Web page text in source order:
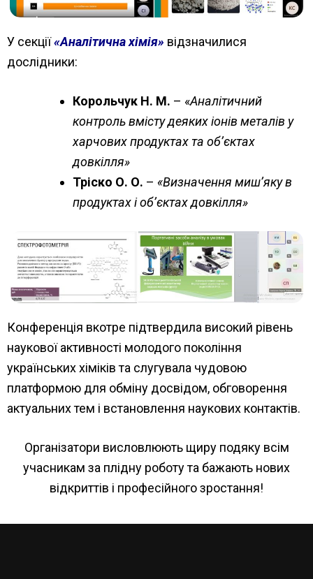
У секції«Аналітична хімія» відзначилися
дослідники:
Корольчук Н. М. – «Аналітичний
контроль вмісту деяких іонів металів у
харчових продуктах та обʼєктах
довкілля»
Тріско О. О. – «Визначення миш’яку в
продуктах і об’єктах довкілля»
Конференція вкотре підтвердила високий рівень
наукової активності молодого покоління
українських хіміків та слугувала чудовою
платформою для обміну досвідом, обговорення
актуальних тем і встановлення наукових контактів.
Організатори висловлюють щиру подяку всім
учасникам за плідну роботу та бажають нових
відкриттів і професійного зростання!